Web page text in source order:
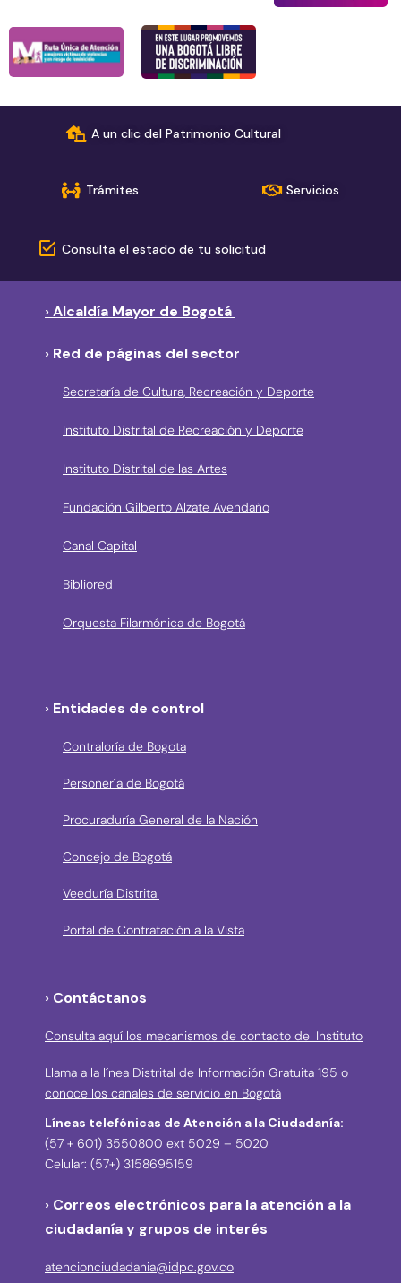
A un clic del Patrimonio Cultural
Trámites Servicios
Consulta el estado de tu solicitud
› Alcaldía Mayor de Bogotá
› Red de páginas del sector
Secretaría de Cultura, Recreación y Deporte
Instituto Distrital de Recreación y Deporte
Instituto Distrital de las Artes
Fundación Gilberto Alzate Avendaño
Canal Capital
Bibliored
Orquesta Filarmónica de Bogotá
› Entidades de control
Contraloría de Bogota
Personería de Bogotá
Procuraduría General de la Nación
Concejo de Bogotá
Veeduría Distrital
Portal de Contratación a la Vista
› Contáctanos
Consulta aquí los mecanismos de contacto del Instituto
Llama a la línea Distrital de Información Gratuita 195 o
conoce los canales de servicio en Bogotá
Líneas telefónicas de Atención a la Ciudadanía:
(57 + 601) 3550800 ext 5029 – 5020
Celular: (57+) 3158695159
› Correos electrónicos para la atención a la
ciudadanía y grupos de interés
atencionciudadania@idpc.gov.co